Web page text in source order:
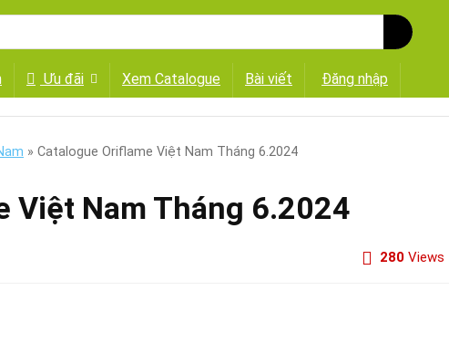
Ưu đãi Xem Catalogue Bài viết Đăng nhập
» Catalogue Oriflame Việt Nam Tháng 6.2024
Việt Nam Tháng 6.2024
280 Views